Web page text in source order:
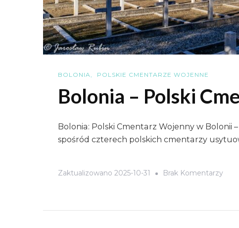
BOLONIA POLSKIE CMENTARZE WOJENNE
Bolonia – Polski
Bolonia: Polski Cmentarz Wojenny w Bolonii
spośród czterech polskich cmentarzy
Zaktualizowano 2025-10-31 Brak KomentarzyDo